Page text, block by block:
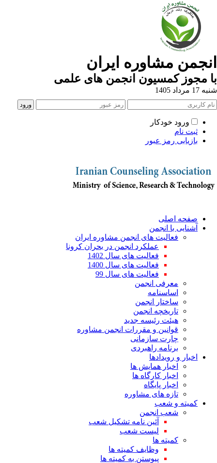
مشاوره ایران
مجوز کمسیون انجمن های علمی
1405
ورود خودکار
ثبت نام
بازیابی رمز عبور
صفحه اصلی
آشنایی با انجمن
فعالیت های انجمن مشاوره ایران
عملکرد انجمن در بحران کرونا
فعالیت های سال 1402
فعالیت های سال 1400
فعالیت های سال 99
معرفی انجمن
اساسنامه
ساختار انجمن
تاریخچه انجمن
هیئت رئیسه جدید
قوانین و مقررات انجمن مشاوره
چارت سازمانی
برنامه راهبردی
اخبار و رویدادها
اخبار همایش ها
اخبار کارگاه ها
اخبار پایگاه
تازه های مشاوره
کمیته و شعب
شعب انجمن
آئین نامه تشکیل شعب
لیست شعب
کمیته ها
وظایف کمیته ها
پیوستن به کمیته ها